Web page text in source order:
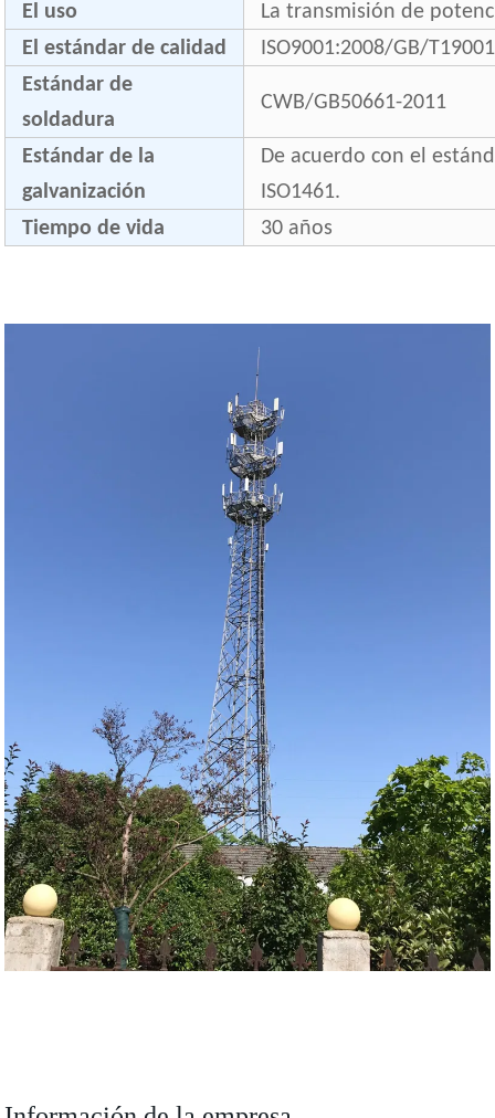
El uso
La transmisión de
El estándar de calidad
ISO9001:2008/GB/
Estándar de
soldadura
CWB/GB50661-2011
Estándar de la
galvanización
De acuerdo con el
ISO1461.
Tiempo de vida
30 años